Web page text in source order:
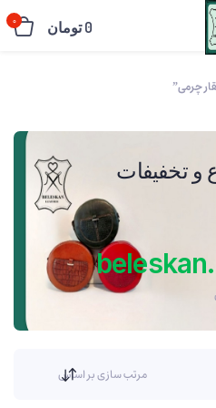
0 تومان 0
چرمی”
و تخفیفات
مرتب سازی بر اساس